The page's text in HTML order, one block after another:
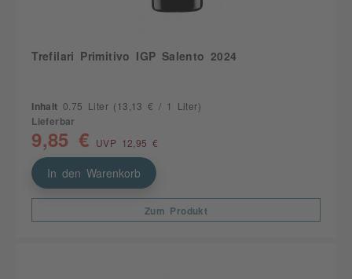
Trefilari Primitivo IGP Salento 2024
Inhalt 0.75 Liter (13,13 € / 1 Liter)
Lieferbar
9,85 € UVP 12,95 €
In den Warenkorb
Zum Produkt